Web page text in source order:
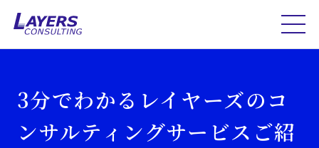
3分でわかるレイヤーズのコ
ンサルティングサービスご紹